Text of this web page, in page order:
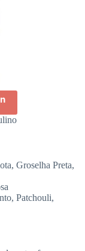
Groselha Preta,
Patchouli,